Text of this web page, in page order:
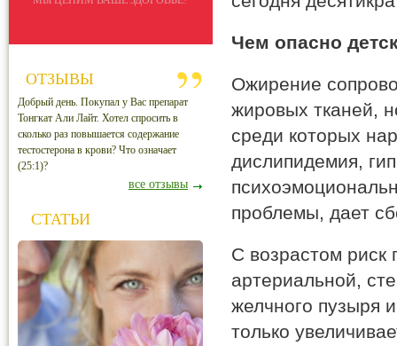
Чем опасно
Ожирение
жировых тканей,
среди которых
дислипидемия,
проблемы, дает
С возрастом риск
артериальной,
желчного пузыря
только
ОТЗЫВЫ
Добрый день. Покупал у Вас препарат
Тонгкат Али Лайт. Хотел спросить в
сколько раз повышается содержание
тестостерона в крови? Что означает
(25:1)?
все отзывы
СТАТЬИ